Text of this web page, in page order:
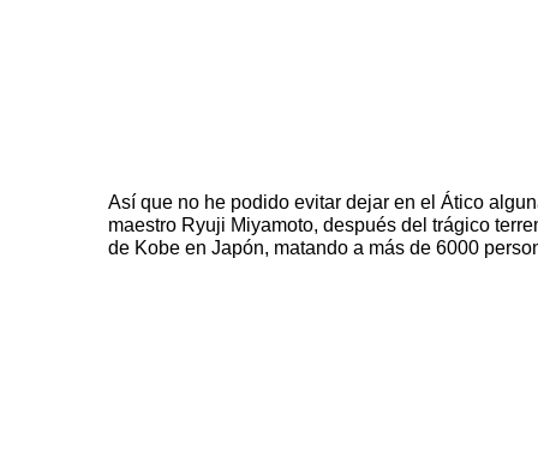
Así que no he podido evitar dejar en el Ático
maestro Ryuji Miyamoto, después del trágico
de Kobe en Japón, matando a más de 6000